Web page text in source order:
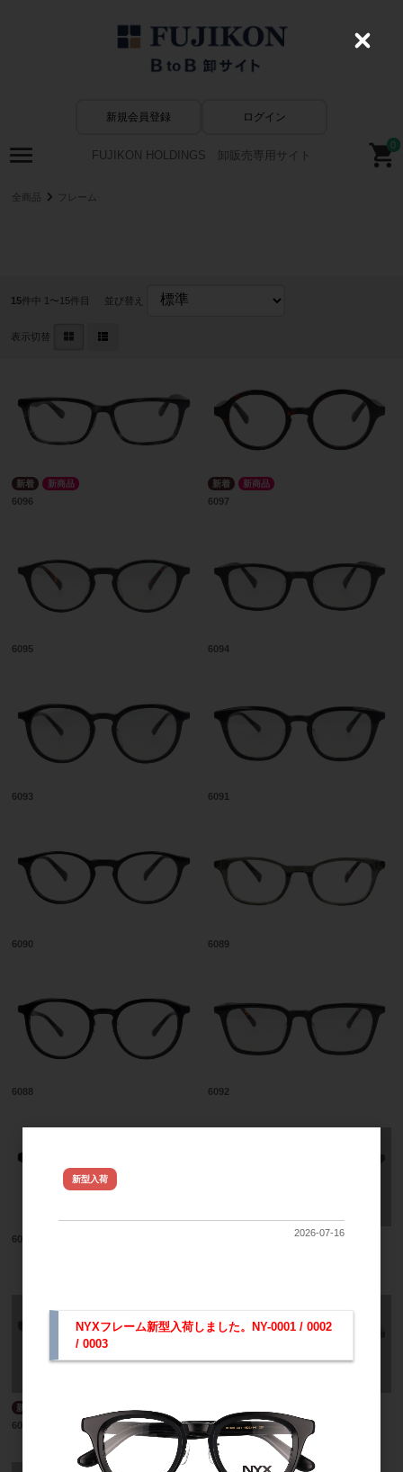
新規会員登録 ログイン
FUJIKON HOLDINGS 卸販売専用サイト
0
全商品 フレーム
15件中 1〜15件目 並び替え
表示切替
新商品
6096
新商品
6097
6095 6094
6093 6091
6090 6089
6088 6092
6086
6099 6100
新型入荷
2026-07-16
NYXフレーム新型入荷しました。NY-0001 / 0002
/ 0003
C